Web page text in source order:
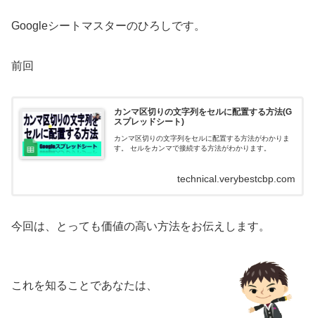
Googleシートマスターのひろしです。
前回
カンマ区切りの文字列をセルに配置する方法(G
スプレッドシート)
カンマ区切りの文字列をセルに配置する方法がわかりま
す。 セルをカンマで接続する方法がわかります。
technical.verybestcbp.com
今回は、とっても価値の高い方法をお伝えします。
これを知ることであなたは、